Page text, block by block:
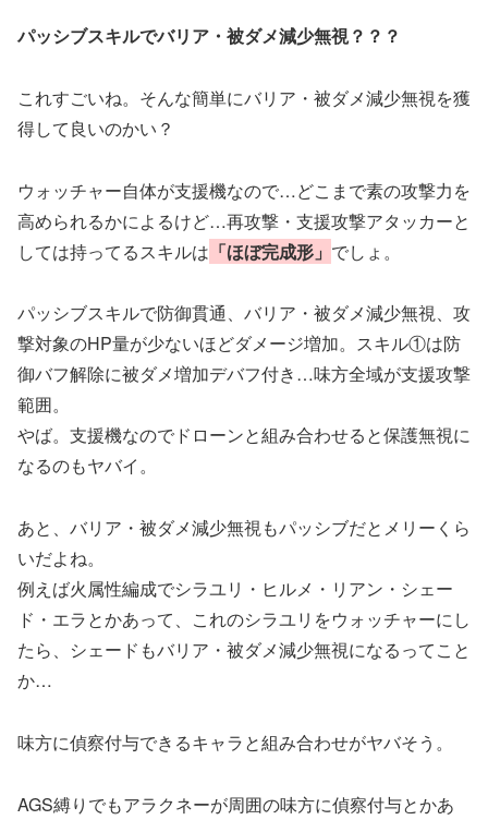
パッシブスキルでバリア・被ダメ減少無視？？？
これすごいね。そんな簡単にバリア・被ダメ減少無視を獲
得して良いのかい？
ウォッチャー自体が支援機なので…どこまで素の攻撃力を
高められるかによるけど…再攻撃・支援攻撃アタッカーと
しては持ってるスキルは 「ほぼ完成形」 でしょ。
パッシブスキルで防御貫通、バリア・被ダメ減少無視、攻
撃対象のHP量が少ないほどダメージ増加。スキル①は防
御バフ解除に被ダメ増加デバフ付き…味方全域が支援攻撃
範囲。
やば。支援機なのでドローンと組み合わせると保護無視に
なるのもヤバイ。
あと、バリア・被ダメ減少無視もパッシブだとメリーくら
いだよね。
例えば火属性編成でシラユリ・ヒルメ・リアン・シェー
ド・エラとかあって、これのシラユリをウォッチャーにし
たら、シェードもバリア・被ダメ減少無視になるってこと
か…
味方に偵察付与できるキャラと組み合わせがヤバそう。
AGS縛りでもアラクネーが周囲の味方に偵察付与とかあ